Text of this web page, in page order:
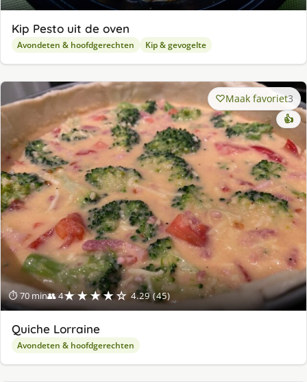
Kip Pesto uit de oven
Avondeten & hoofdgerechten Kip & gevogelte
⏱ 70 min👥 4★★★★☆ 4.29 (45)
Maak favoriet3
👍
Quiche Lorraine
Avondeten & hoofdgerechten